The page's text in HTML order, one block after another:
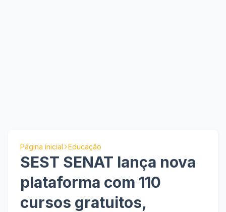
Página inicial Educação
SEST SENAT lança nova
plataforma com 110
cursos gratuitos,